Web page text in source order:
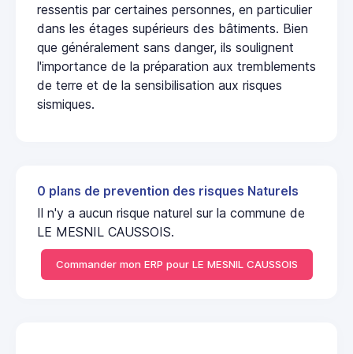
ressentis par certaines personnes, en particulier
dans les étages supérieurs des bâtiments. Bien
que généralement sans danger, ils soulignent
l'importance de la préparation aux tremblements
de terre et de la sensibilisation aux risques
sismiques.
0 plans de prevention des risques Naturels
Il n'y a aucun risque naturel sur la commune de
LE MESNIL CAUSSOIS.
Commander mon ERP pour LE MESNIL CAUSSOIS